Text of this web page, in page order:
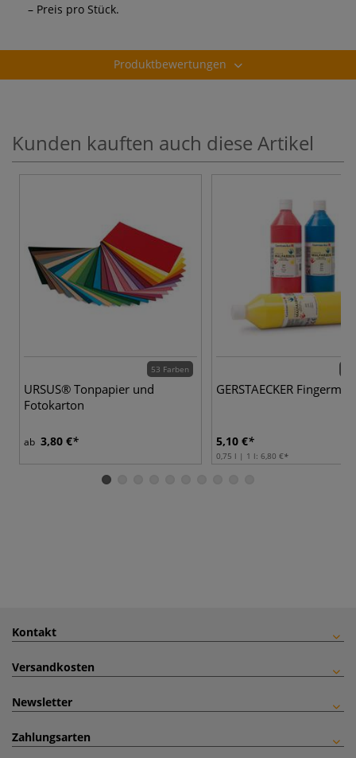
– Preis pro Stück.
Produktbewertungen
Kunden kauften auch diese Artikel
53 Farben
URSUS® Tonpapier und
Fotokarton
ab 3,80 €
GERSTAECKER
5,10 €
0,75 l | 1 l: 6,80 €
Kontakt
Versandkosten
Newsletter
Zahlungsarten